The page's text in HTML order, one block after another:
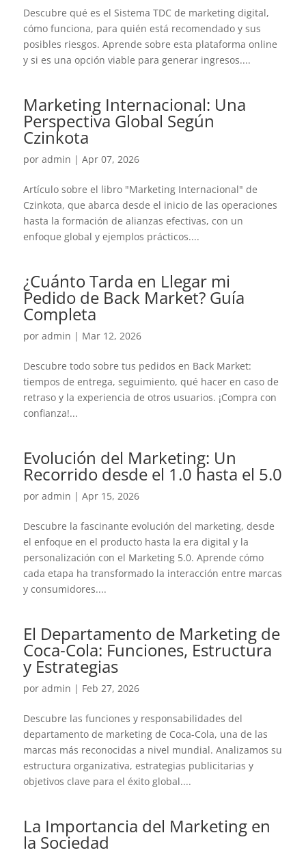
Descubre qué es el Sistema TDC de marketing digital,
cómo funciona, para quién está recomendado y sus
posibles riesgos. Aprende sobre esta plataforma online
y si es una opción viable para generar ingresos....
Marketing Internacional: Una
Perspectiva Global Según
Czinkota
por admin | Apr 07, 2026
Artículo sobre el libro "Marketing Internacional" de
Czinkota, que abarca desde el inicio de las operaciones
hasta la formación de alianzas efectivas, con un
enfoque global y ejemplos prácticos....
¿Cuánto Tarda en Llegar mi
Pedido de Back Market? Guía
Completa
por admin | Mar 12, 2026
Descubre todo sobre tus pedidos en Back Market:
tiempos de entrega, seguimiento, qué hacer en caso de
retraso y la experiencia de otros usuarios. ¡Compra con
confianza!...
Evolución del Marketing: Un
Recorrido desde el 1.0 hasta el 5.0
por admin | Apr 15, 2026
Descubre la fascinante evolución del marketing, desde
el enfoque en el producto hasta la era digital y la
personalización con el Marketing 5.0. Aprende cómo
cada etapa ha transformado la interacción entre marcas
y consumidores....
El Departamento de Marketing de
Coca-Cola: Funciones, Estructura
y Estrategias
por admin | Feb 27, 2026
Descubre las funciones y responsabilidades del
departamento de marketing de Coca-Cola, una de las
marcas más reconocidas a nivel mundial. Analizamos su
estructura organizativa, estrategias publicitarias y
objetivos clave para el éxito global....
La Importancia del Marketing en
la Sociedad